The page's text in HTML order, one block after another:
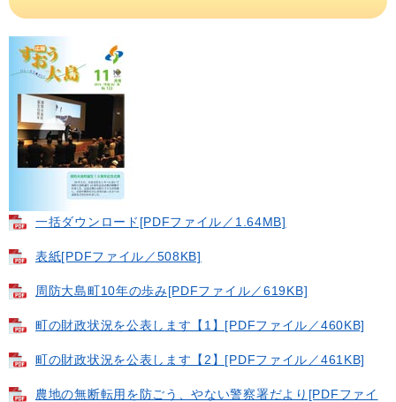
一括ダウンロード​[PDFファイル／1.64MB]
表紙[PDFファイル／508KB]
周防大島町10年の歩み[PDFファイル／619KB]
町の財政状況を公表します【1】[PDFファイル／460KB]
町の財政状況を公表します【2】[PDFファイル／461KB]
農地の無断転用を防ごう、やない警察署だより[PDFファイ